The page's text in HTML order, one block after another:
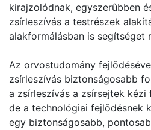
kirajzolódnak, egyszerûbben
zsírleszívás a testrészek
alakformálásban is segítséget
Az orvostudomány
zsírleszívás biztonságosabb
a zsírleszívás a zsírsejtek
de a technológiai fejlõdésnek
egy biztonságosabb,